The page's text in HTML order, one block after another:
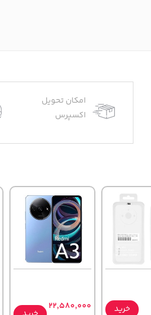
امکان تحویل
اکسپرس
خرید
22,580,000